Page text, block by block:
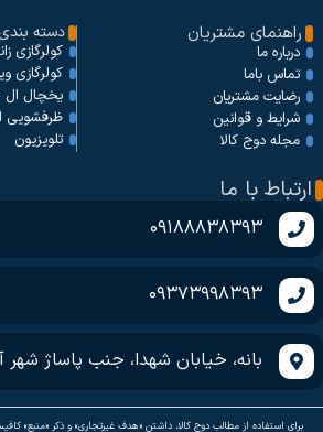
راهنمای مشتریان
درباره ما
تماس باما
رضایت مشتریان
شرایط و قوانین
مجله دوج کالا
دسته
کولرگازی
کولرگازی
یخچال
ظرفشویی
تلویزیون
ارتباط با ما
09188838393
09373998393
بانه، خیابان شهدا، جنب پاساژ شهر
برای استفاده از مطالب دوج کالا، داشتن «هدف غیرتجاری» و ذکر «منبع»